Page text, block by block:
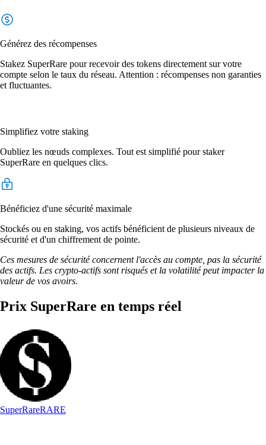
Générez des récompenses
Stakez SuperRare pour recevoir des tokens directement sur votre
compte selon le taux du réseau. Attention : récompenses non garanties
et fluctuantes.
Simplifiez votre staking
Oubliez les nœuds complexes. Tout est simplifié pour staker
SuperRare en quelques clics.
Bénéficiez d'une sécurité maximale
Stockés ou en staking, vos actifs bénéficient de plusieurs niveaux de
sécurité et d'un chiffrement de pointe.
Ces mesures de sécurité concernent l'accès au compte, pas la sécurité
des actifs. Les crypto-actifs sont risqués et la volatilité peut impacter la
valeur de vos avoirs.
Prix SuperRare en temps réel
SuperRareRARE